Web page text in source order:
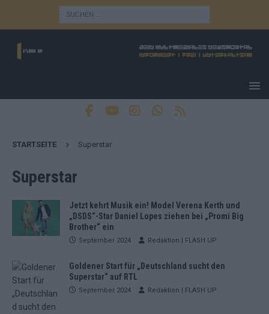
STARTSEITE Superstar
Superstar
Jetzt kehrt Musik ein! Model Verena Kerth und
„DSDS“-Star Daniel Lopes ziehen bei „Promi Big
Brother“ ein
September 2024 Redaktion | FLASH UP
Goldener Start für „Deutschland sucht den
Superstar“ auf RTL
September 2024 Redaktion | FLASH UP